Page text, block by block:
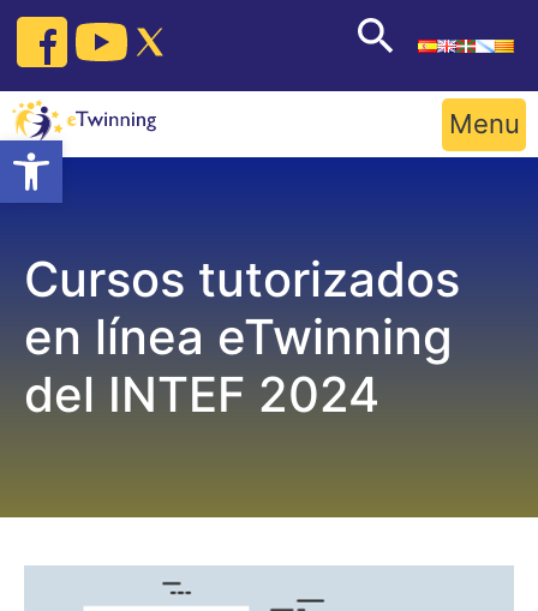
Open toolbar
Skip
content
Menu
Cursos tutorizados
en línea eTwinning
del INTEF 2024